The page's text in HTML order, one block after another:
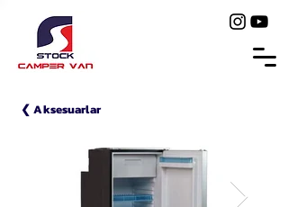
❮ Aksesuarlar